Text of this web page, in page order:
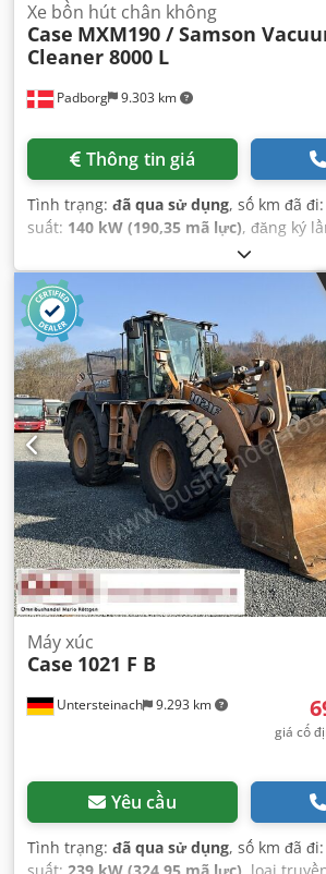
Padborg 9.303 km
Xe bồn hút chân không
Case MXM190 / Samson
Cleaner 8000 L
Thông tin giá
Tình trạng: đã qua sử dụng, số km đã đi:
suất: 140 kW (190,35 mã lực), đăng ký
, Năm sản xuất:
Untersteinach 9.293 km
Máy xúc
Case 1021 F B
giá cố
Yêu cầu
Tình trạng: đã qua sử dụng, số km đã đi: